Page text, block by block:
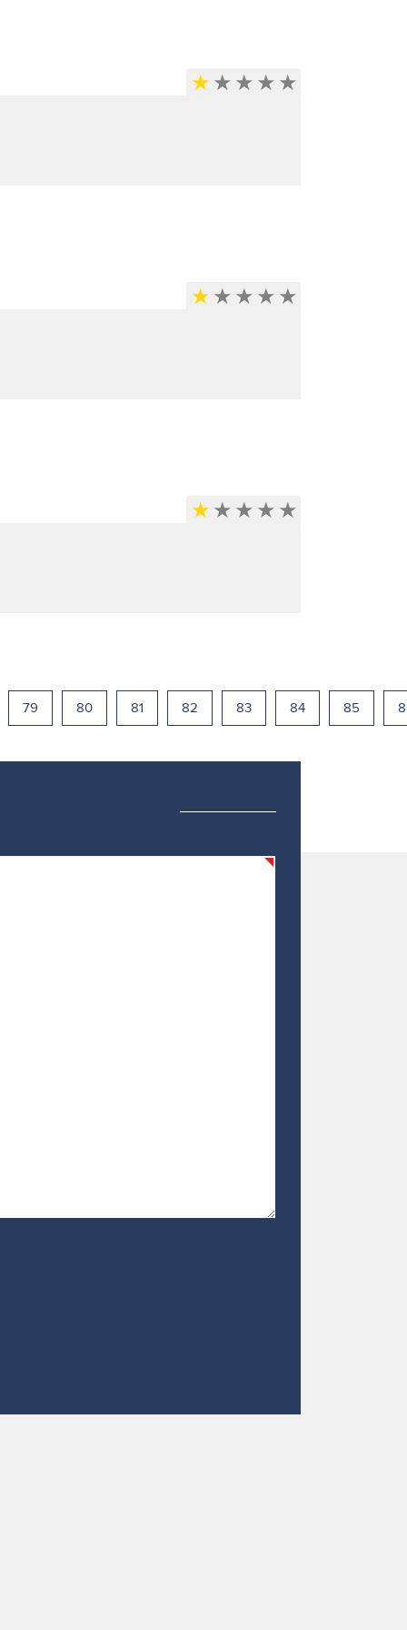
79 80 81 82 83 84 85